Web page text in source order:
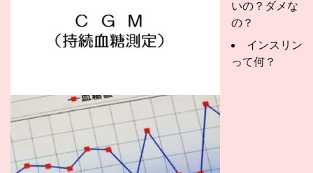
いの？ダメな
の？
インスリン
って何？